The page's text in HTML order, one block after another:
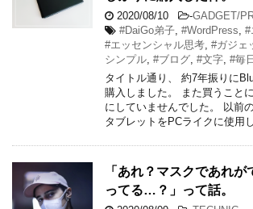
2020/08/10 -GADGET/
#DaiGo弟子, #WordPress, #
#エッセンシャル思考, #ガジェ
シンプル, #ブログ, #文字, #毎
タイトル通り、 約7年振りに
購入しました。 また買うこと
にしていませんでした。 以前
タブレットをPCライクに使用
「あれ？マスクであれ
ってる…？」って話。